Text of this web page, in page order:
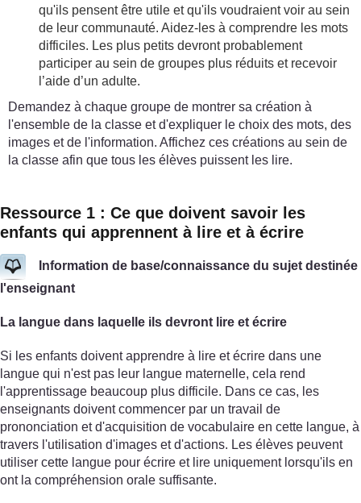
qu'ils pensent être utile et qu'ils voudraient voir au sein
de leur communauté. Aidez-les à comprendre les mots
difficiles. Les plus petits devront probablement
participer au sein de groupes plus réduits et recevoir
l’aide d’un adulte.
Demandez à chaque groupe de montrer sa création à
l'ensemble de la classe et d'expliquer le choix des mots, des
images et de l'information. Affichez ces créations au sein de
la classe afin que tous les élèves puissent les lire.
Ressource 1 : Ce que doivent savoir les
enfants qui apprennent à lire et à écrire
Information de base/connaissance du sujet destinée
l'enseignant
La langue dans laquelle ils devront lire et écrire
Si les enfants doivent apprendre à lire et écrire dans une
langue qui n'est pas leur langue maternelle, cela rend
l'apprentissage beaucoup plus difficile. Dans ce cas, les
enseignants doivent commencer par un travail de
prononciation et d'acquisition de vocabulaire en cette langue, à
travers l'utilisation d'images et d'actions. Les élèves peuvent
utiliser cette langue pour écrire et lire uniquement lorsqu'ils en
ont la compréhension orale suffisante.